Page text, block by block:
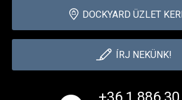
DOCKYARD ÜZLET
ÍRJ NEKÜNK!